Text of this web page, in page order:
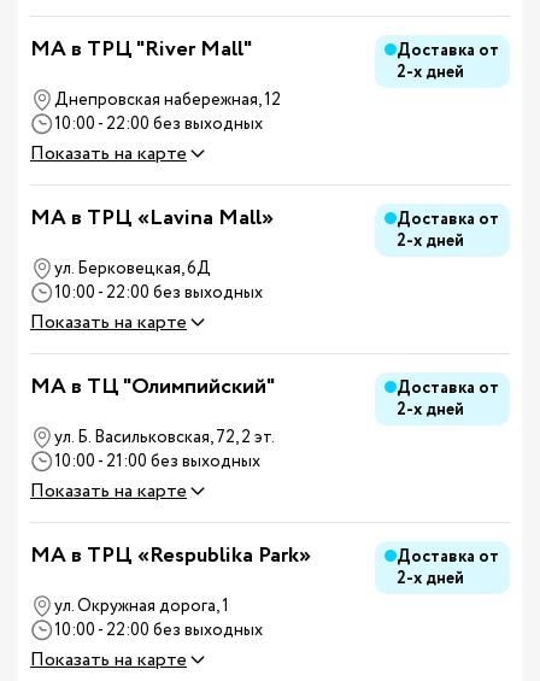
MA в ТРЦ "River Mall"
Доставка от
2-х дней
Днепровская набережная, 12
10:00 - 22:00 без выходных
Показать на карте
MA в ТРЦ «Lavina Mall»
Доставка от
2-х дней
ул. Берковецкая, 6Д
10:00 - 22:00 без выходных
Показать на карте
MA в ТЦ "Олимпийский"
Доставка от
2-х дней
ул. Б. Васильковская, 72, 2 эт.
10:00 - 21:00 без выходных
Показать на карте
MA в ТРЦ «Respublika Park»
Доставка от
2-х дней
ул. Окружная дорога, 1
10:00 - 22:00 без выходных
Показать на карте